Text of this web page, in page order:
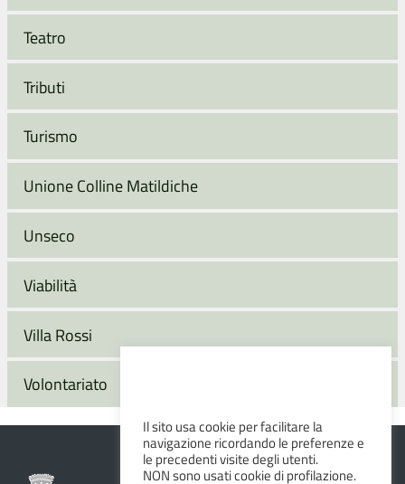
Teatro
Tributi
Turismo
Unione Colline Matildiche
Unseco
Viabilità
Villa Rossi
Volontariato
Il sito usa cookie per facilitare la
navigazione ricordando le preferenze e
le precedenti visite degli utenti.
NON sono usati cookie di profilazione.